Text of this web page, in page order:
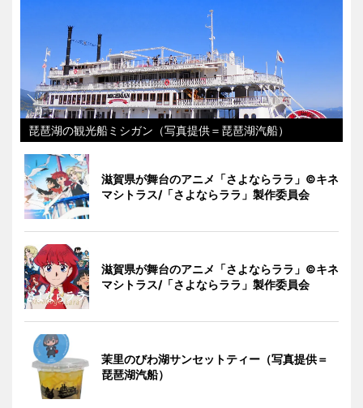
琵琶湖の観光船ミシガン（写真提供＝琵琶湖汽船）
滋賀県が舞台のアニメ「さよならララ」©キネ
マシトラス/「さよならララ」製作委員会
滋賀県が舞台のアニメ「さよならララ」©キネ
マシトラス/「さよならララ」製作委員会
茉里のびわ湖サンセットティー（写真提供＝
琵琶湖汽船）